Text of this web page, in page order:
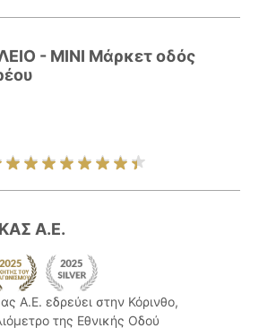
- ΜΙΝΙ Μάρκετ οδός
Α.Ε.
Α.Ε. εδρεύει στην Κόρινθο,
της Εθνικής Οδού